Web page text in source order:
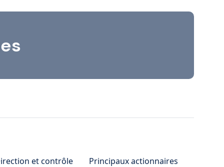
et contrôle Principaux actionnaires